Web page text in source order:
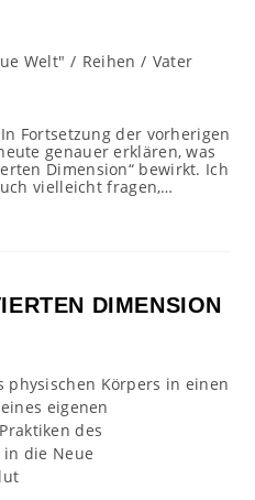
Welt" / Reihen / Vater
Fortsetzung der vorherigen
genauer erklären, was
Dimension“ bewirkt. Ich
vielleicht fragen,…
DIMENSION
physischen Körpers in einen
eigenen
Praktiken des
in die Neue